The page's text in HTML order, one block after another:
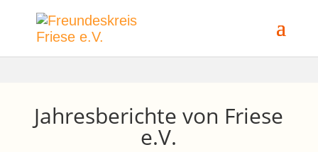
Jahresberichte von Friese
e.V.